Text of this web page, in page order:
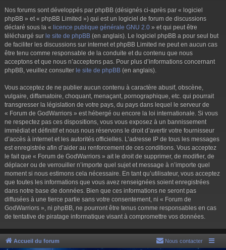
Nos forums sont développés par phpBB (désignés ci-après par « logiciel
phpBB » et « phpBB Limited ») qui est un logiciel de forum de discussions
déclaré sous la « licence publique générale GNU 2.0 » et qui peut être
téléchargé sur le site de phpBB (en anglais). Le logiciel phpBB a pour seul but
de faciliter les discussions sur internet et phpBB Limited ne peut en aucun cas
être tenu comme responsable de la conduite et du contenu que nous
acceptons et que nous n’acceptons pas. Pour plus d’informations concernant
phpBB, veuillez consulter le site de phpBB (en anglais).
Vous acceptez de ne publier aucun contenu à caractère abusif, obscène,
vulgaire, diffamatoire, choquant, menaçant, pornographique, etc. qui pourrait
transgresser la législation de votre pays, du pays dans lequel le serveur de
« Forum de GodWarriors » est hébergé ou encore la loi internationale. Si vous
ne respectez pas ces dispositions, vous vous exposez à un bannissement
immédiat et définitif et nous nous réservons le droit d’avertir votre fournisseur
d’accès à internet et les autorités officielles. L’adresse IP de tous les messages
est enregistrée afin d’aider au renforcement de ces conditions. Vous acceptez
le fait que « Forum de GodWarriors » ait le droit de supprimer, de modifier, de
déplacer ou de verrouiller n’importe quel sujet et message à n’importe quel
moment si nous estimons cela nécessaire. En tant qu’utilisateur, vous acceptez
que toutes les informations que vous avez renseignées soient enregistrées
dans notre base de données. Bien que ces informations ne seront pas
diffusées à une tierce partie sans votre consentement, ni « Forum de
GodWarriors », ni phpBB, ne pourront être tenus comme responsables en cas
de tentative de piratage informatique visant à compromettre vos données.
Accueil du forum Nous contacter